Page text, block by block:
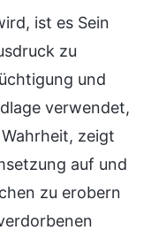
ist es Sein
zu
und
verwendet,
zeigt
auf und
zu erobern